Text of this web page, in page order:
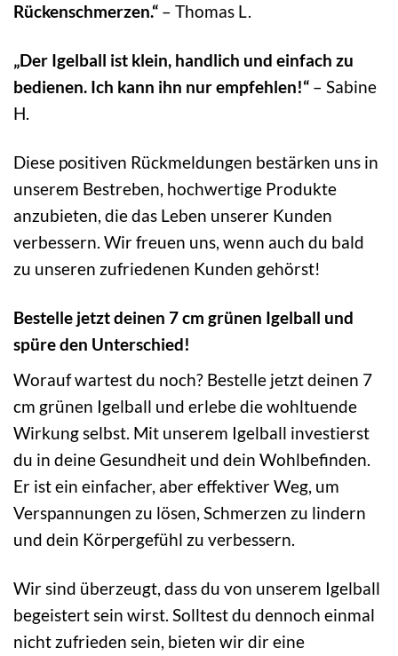
Rückenschmerzen.“ – Thomas L.
„Der Igelball ist klein, handlich und einfach zu
bedienen. Ich kann ihn nur empfehlen!“ – Sabine
H.
Diese positiven Rückmeldungen bestärken uns in
unserem Bestreben, hochwertige Produkte
anzubieten, die das Leben unserer Kunden
verbessern. Wir freuen uns, wenn auch du bald
zu unseren zufriedenen Kunden gehörst!
Bestelle jetzt deinen 7 cm grünen Igelball und
spüre den Unterschied!
Worauf wartest du noch? Bestelle jetzt deinen 7
cm grünen Igelball und erlebe die wohltuende
Wirkung selbst. Mit unserem Igelball investierst
du in deine Gesundheit und dein Wohlbefinden.
Er ist ein einfacher, aber effektiver Weg, um
Verspannungen zu lösen, Schmerzen zu lindern
und dein Körpergefühl zu verbessern.
Wir sind überzeugt, dass du von unserem Igelball
begeistert sein wirst. Solltest du dennoch einmal
nicht zufrieden sein, bieten wir dir eine